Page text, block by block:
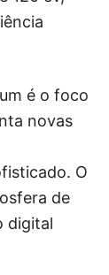
é o foco
novas
O
de
digital